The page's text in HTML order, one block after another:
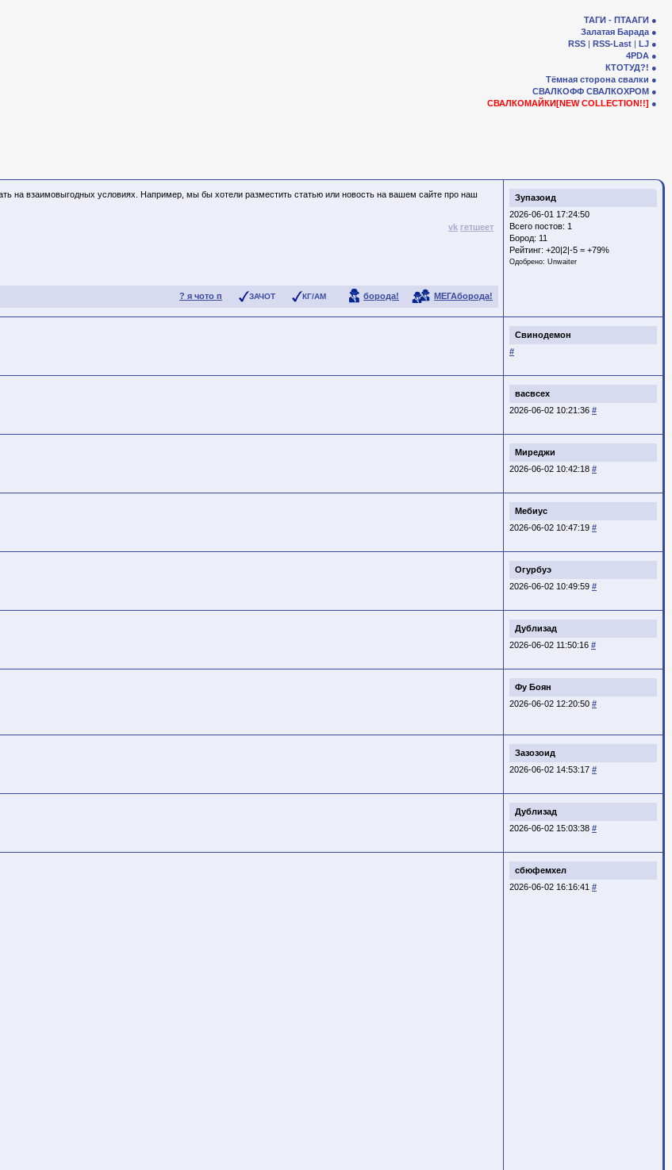
ТАГИ - ПТААГИ
Залатая Барада
RSS | RSS-Last | LJ
4PDA
КТОТУД?!
Тёмная сторона свалки
СВАЛКОФФ СВАЛКОХРОМ
СВАЛКОМАЙКИ[NEW COLLECTION!!]
Зупазоид
2026-06-01 17:24:50
Всего постов: 1
Бород: 11
Рейтинг: +20|2|-5 = +79%
Одобрено: Unwaiter
на взаимовыгодных условиях. Например, мы бы хотели разместить статью или новость на вашем сайте про наш
vk гетшеет
? я чото п ЗАЧОТ КГ/АМ борода! МЕГАборода!
Свинодемон
#
васвсех
2026-06-02 10:21:36 #
Миреджи
2026-06-02 10:42:18 #
Мебиус
2026-06-02 10:47:19 #
Огурбуэ
2026-06-02 10:49:59 #
Дублизад
2026-06-02 11:50:16 #
Фу Боян
2026-06-02 12:20:50 #
Зазозоид
2026-06-02 14:53:17 #
Дублизад
2026-06-02 15:03:38 #
сбюфемхел
2026-06-02 16:16:41 #